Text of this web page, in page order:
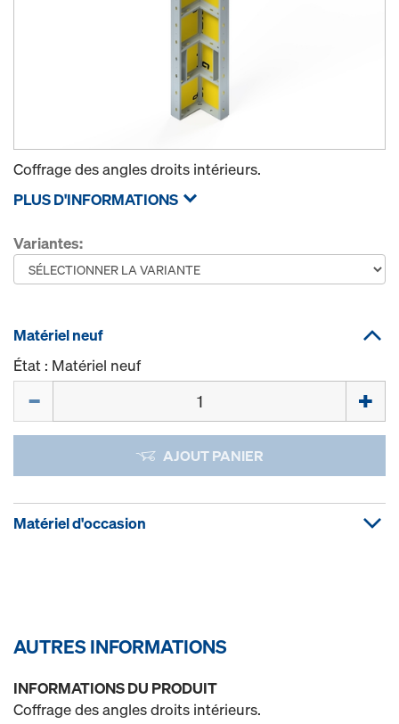
Coffrage des angles droits intérieurs.
PLUS D'INFORMATIONS
Variantes:
Matériel neuf
État : Matériel neuf
AJOUT PANIER
Matériel d'occasion
AUTRES INFORMATIONS
INFORMATIONS DU PRODUIT
Coffrage des angles droits intérieurs.